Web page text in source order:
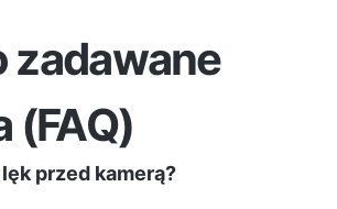
zadawane
(FAQ)
przed kamerą?